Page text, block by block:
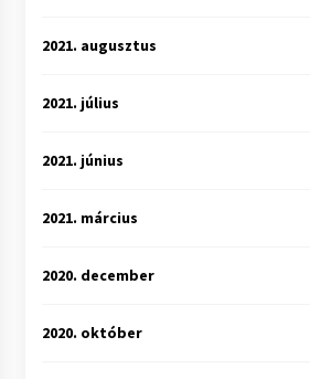
2021. augusztus
2021. július
2021. június
2021. március
2020. december
2020. október